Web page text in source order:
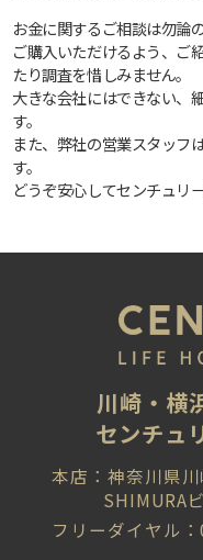
お金に関するご相談は勿論
ご購入いただけるよう、ご
たり調査を惜しみません。
大きな会社にはできない、
す。
また、弊社の営業スタッフ
す。
どうぞ安心してセンチュリ
川崎・横
センチュ
本店：神奈川県
SHIMURA
フリーダイヤル